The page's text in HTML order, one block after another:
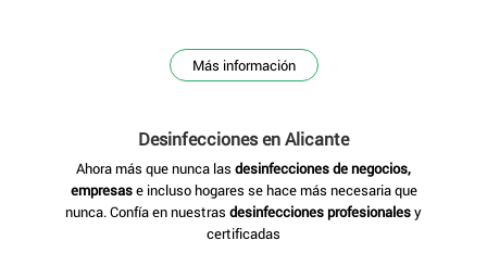
Más información
Desinfeccionesen Alicante
Ahora más que nunca las desinfecciones de negocios,
empresase incluso hogares se hace más necesaria que
nunca. Confía en nuestras desinfecciones profesionalesy
certificadas